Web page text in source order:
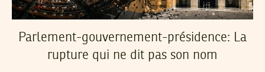
Parlement-gouvernement-présidence: La
rupture qui ne dit pas son nom